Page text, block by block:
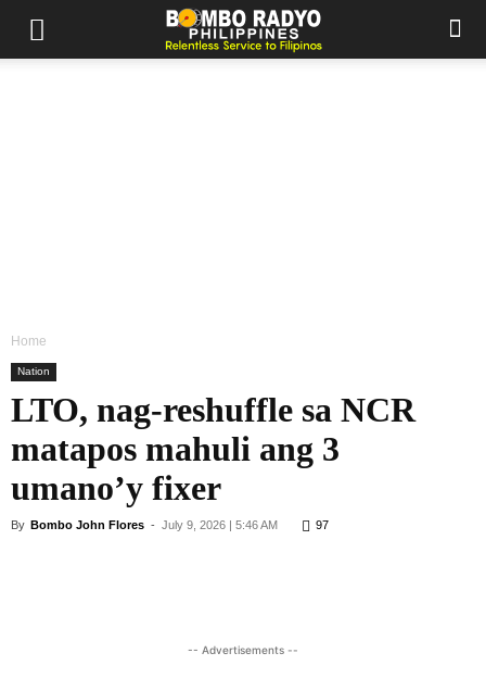
Home
Nation
LTO, nag-reshuffle sa NCR
matapos mahuli ang 3
umano’y fixer
By Bombo John Flores - July 9, 2026 | 5:46 AM 97
-- Advertisements --